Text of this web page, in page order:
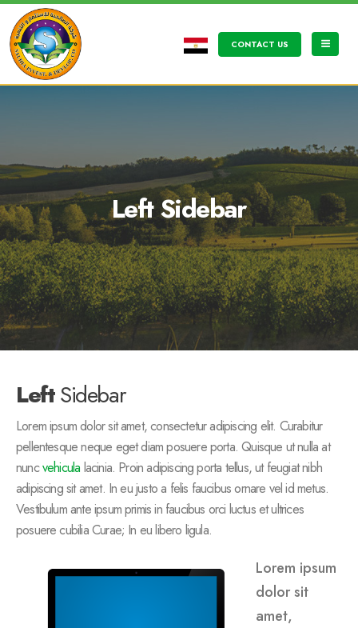
CONTACT US
Left Sidebar
LeftSidebar
Lorem ipsum dolor sit amet, consectetur adipiscing elit. Curabitur
pellentesque neque eget diam posuere porta. Quisque ut nulla at
nuncvehicula lacinia. Proin adipiscing porta tellus, ut feugiat nibh
adipiscing sit amet. In eu justo a felis faucibus ornare vel id metus.
Vestibulum ante ipsum primis in faucibus orci luctus et ultrices
posuere cubilia Curae; In eu libero ligula.
Lorem ipsum
dolor sit
amet,